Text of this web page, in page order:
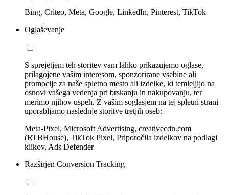
Bing, Criteo, Meta, Google, LinkedIn, Pinterest, TikTok
Oglaševanje
S sprejetjem teh storitev vam lahko prikazujemo oglase,
prilagojene vašim interesom, sponzorirane vsebine ali
promocije za naše spletno mesto ali izdelke, ki temleljijo na
osnovi vašega vedenja pri brskanju in nakupovanju, ter
merimo njihov uspeh. Z vašim soglasjem na tej spletni strani
uporabljamo naslednje storitve tretjih oseb:
Meta-Pixel, Microsoft Advertising, creativecdn.com
(RTBHouse), TikTok Pixel, Priporočila izdelkov na podlagi
klikov, Ads Defender
Razširjen Conversion Tracking